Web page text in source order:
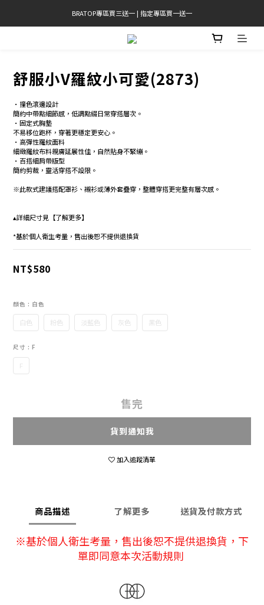
官網限定! 滿千免運(僅限台灣本島)
BRATOP專區買三送一 | 指定專區買一送一
官網限定! 滿千免運(僅限台灣本島)
舒服小V羅紋小可愛(2873)
•撞色滾邊設計
簡約中帶點細節感，低調點綴日常穿搭層次。
•固定式胸墊
不易移位跑杯，穿著更穩定更安心。
•高彈性羅紋面料
細緻羅紋布料親膚延展性佳，自然貼身不緊繃。
•百搭細肩帶版型
簡約剪裁，靈活穿搭不設限。
※此款式建議搭配罩衫、襯衫或薄外套疊穿，整體穿搭更完整有層次感。
▴詳細尺寸見【了解更多】
*基於個人衛生考量，售出後恕不提供退換貨
NT$580
顏色 : 白色
白色 粉色 淡藍色 灰色 黑色
尺寸 : F
F
售完
貨到通知我
加入追蹤清單
商品描述 了解更多 送貨及付款方式
※基於個人衛生考量，售出後恕不提供退換貨 ，下
單即同意本次活動規則